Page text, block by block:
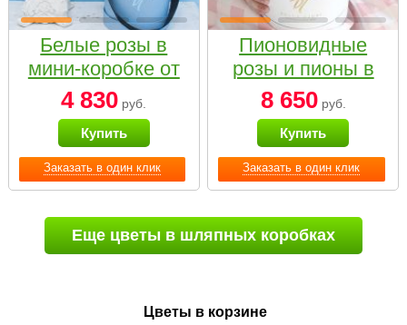
Заказать в один клик
Белые розы в
мини-коробке от
Bella Fiori
4 830 руб.
Купить
Заказать в один клик
Пионовидные
розы и пионы в
белой коробке
Small
8 650руб.
Купить
Еще цветы в шляпных коробках
Цветы в корзине